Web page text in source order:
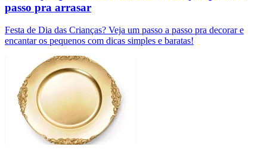
passo pra arrasar
Festa de Dia das Crianças? Veja um passo a passo pra decorar e
encantar os pequenos com dicas simples e baratas!